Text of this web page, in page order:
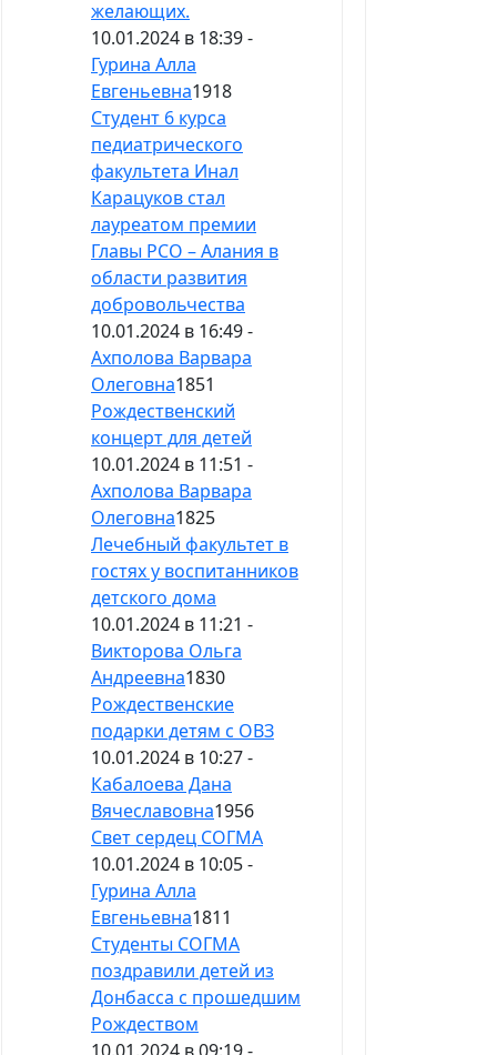
желающих.
10.01.2024 в 18:39 -
Гурина Алла
Евгеньевна1918
Студент 6 курса
педиатрического
факультета Инал
Карацуков стал
лауреатом премии
Главы РСО – Алания в
области развития
добровольчества
10.01.2024 в 16:49 -
Ахполова Варвара
Олеговна1851
Рождественский
концерт для детей
10.01.2024 в 11:51 -
Ахполова Варвара
Олеговна1825
Лечебный факультет в
гостях у воспитанников
детского дома
10.01.2024 в 11:21 -
Викторова Ольга
Андреевна1830
Рождественские
подарки детям с ОВЗ
10.01.2024 в 10:27 -
Кабалоева Дана
Вячеславовна1956
Свет сердец СОГМА
10.01.2024 в 10:05 -
Гурина Алла
Евгеньевна1811
Студенты СОГМА
поздравили детей из
Донбасса с прошедшим
Рождеством